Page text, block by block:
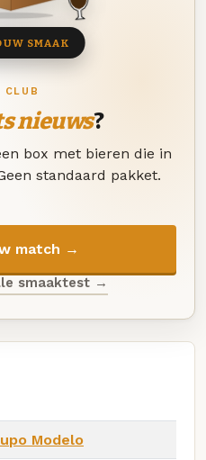
CLUB
nieuws?
box met bieren die in
standaard pakket.
match →
smaaktest →
SMAAK
Modelo